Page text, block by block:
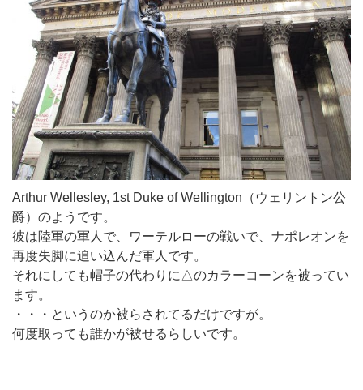
Arthur Wellesley, 1st Duke of Wellington（ウェリントン公
爵）のようです。
彼は陸軍の軍人で、ワーテルローの戦いで、ナポレオンを
再度失脚に追い込んだ軍人です。
それにしても帽子の代わりに△のカラーコーンを被ってい
ます。
・・・というのか被らされてるだけですが。
何度取っても誰かが被せるらしいです。